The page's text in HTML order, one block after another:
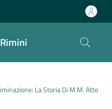
La Storia Di M.M. Atto